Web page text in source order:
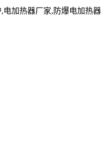
加热器厂家,防爆电加热器